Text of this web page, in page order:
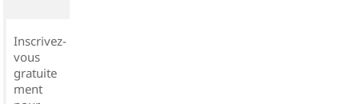
Inscrivez-
vous
gratuite
ment